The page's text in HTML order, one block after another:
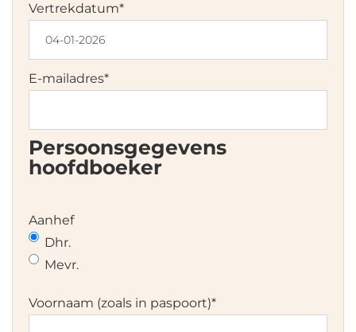
Vertrekdatum*
dash
JJJJ
E-mailadres*
Persoonsgegevens
hoofdboeker
Aanhef
Dhr.
Mevr.
Voornaam (zoals in paspoort)*